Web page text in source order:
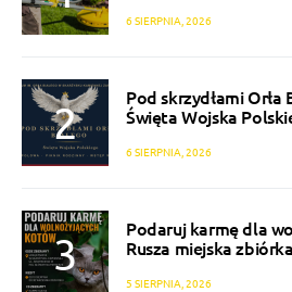
6 SIERPNIA, 2026
Pod skrzydłami Orła
Święta Wojska
6 SIERPNIA, 2026
Podaruj karmę dla
Rusza miejska zbiórka
5 SIERPNIA, 2026